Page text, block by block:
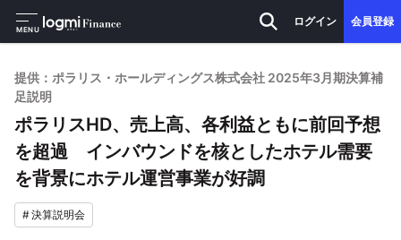
MENU
ログイン 会員登録
提供：ポラリス・ホールディングス株式会社 2025年3月期決算補
足説明
ポラリスHD、売上高、各利益ともに前回予想
を超過 インバウンドを核としたホテル需要
を背景にホテル運営事業が好調
#決算説明会